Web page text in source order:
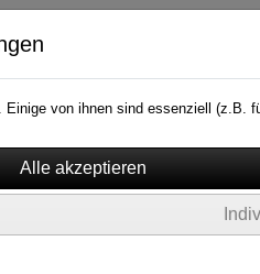
Einige von ihnen sind essenziell (z.B.